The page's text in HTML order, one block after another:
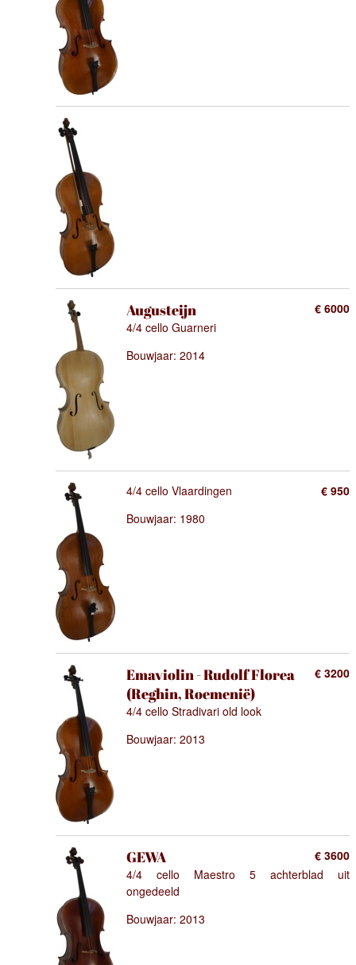
€ 6000
Augusteijn
4/4 cello Guarneri
Bouwjaar: 2014
€ 950
4/4 cello Vlaardingen
Bouwjaar: 1980
€ 3200
Emaviolin - Rudolf Florea
(Reghin, Roemenië)
4/4 cello Stradivari old look
Bouwjaar: 2013
€ 3600
GEWA
4/4 cello Maestro 5 achterblad uit
ongedeeld
Bouwjaar: 2013